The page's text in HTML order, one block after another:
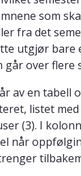
som
fra det
utgjør bare
går over flere
av en tabell
listet med
(3). I
når